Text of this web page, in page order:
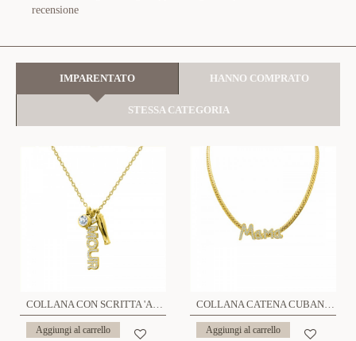
recensione
IMPARENTATO HANNO COMPRATO
STESSA CATEGORIA
COLLANA CON SCRITTA 'AMOUR' IN ZIRCONI - YC2472B951
Aggiungi al carrello
COLLANA CATENA CUBANA PIATTA CON SCRITTA 'MAMA' IN ZIRCONI - YC2484B978
Aggiungi al carrello